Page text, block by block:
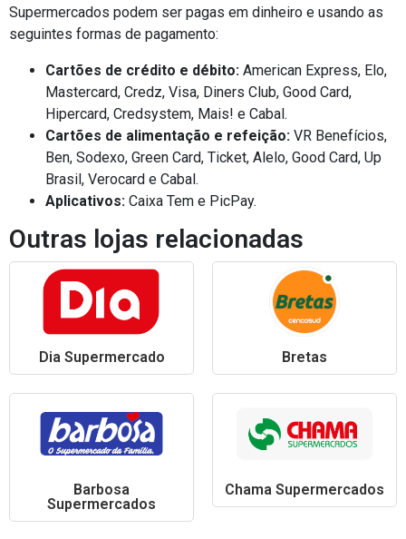
Supermercados podem ser pagas em dinheiro e usando as
seguintes formas de pagamento:
Cartões de crédito e débito: American Express, Elo,
Mastercard, Credz, Visa, Diners Club, Good Card,
Hipercard, Credsystem, Mais! e Cabal.
Cartões de alimentação e refeição: VR Benefícios,
Ben, Sodexo, Green Card, Ticket, Alelo, Good Card, Up
Brasil, Verocard e Cabal.
Aplicativos: Caixa Tem e PicPay.
Outras lojas relacionadas
Dia Supermercado Bretas
Barbosa
Supermercados
Chama Supermercados